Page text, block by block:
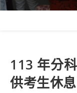
113 年分
供考生休